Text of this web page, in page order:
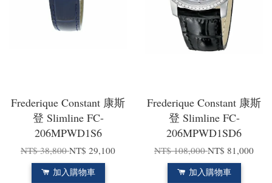
Frederique Constant 康斯
登 Slimline FC-
206MPWD1S6
NT$ 38,800NT$ 29,100
加入購物車
Frederique Constant 康斯
登 Slimline FC-
206MPWD1SD6
NT$ 108,000NT$ 81,000
加入購物車